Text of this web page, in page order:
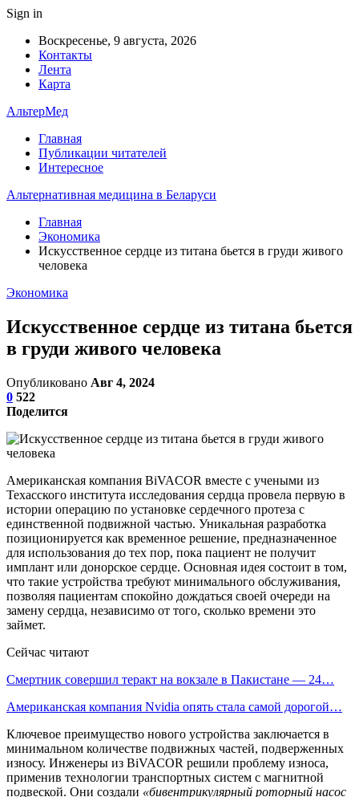
Sign in
Воскресенье, 9 августа, 2026
Контакты
Лента
Карта
АльтерМед
Главная
Публикации читателей
Интересное
Альтернативная медицина в Беларуси
Главная
Экономика
Искусственное сердце из титана бьется в груди живого
человека
Экономика
Искусственное сердце из титана бьется
в груди живого человека
Опубликовано Авг 4, 2024
0 522
Поделится
Американская компания BiVACOR вместе с учеными из
Техасского института исследования сердца провела первую в
истории операцию по установке сердечного протеза с
единственной подвижной частью. Уникальная разработка
позиционируется как временное решение, предназначенное
для использования до тех пор, пока пациент не получит
имплант или донорское сердце. Основная идея состоит в том,
что такие устройства требуют минимального обслуживания,
позволяя пациентам спокойно дождаться своей очереди на
замену сердца, независимо от того, сколько времени это
займет.
Сейчас читают
Смертник совершил теракт на вокзале в Пакистане — 24…
Американская компания Nvidia опять стала самой дорогой…
Ключевое преимущество нового устройства заключается в
минимальном количестве подвижных частей, подверженных
износу. Инженеры из BiVACOR решили проблему износа,
применив технологии транспортных систем с магнитной
подвеской. Они создали «бивентрикулярный роторный насос